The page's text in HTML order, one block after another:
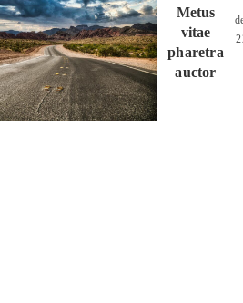
Metus
vitae
pharetra
auctor